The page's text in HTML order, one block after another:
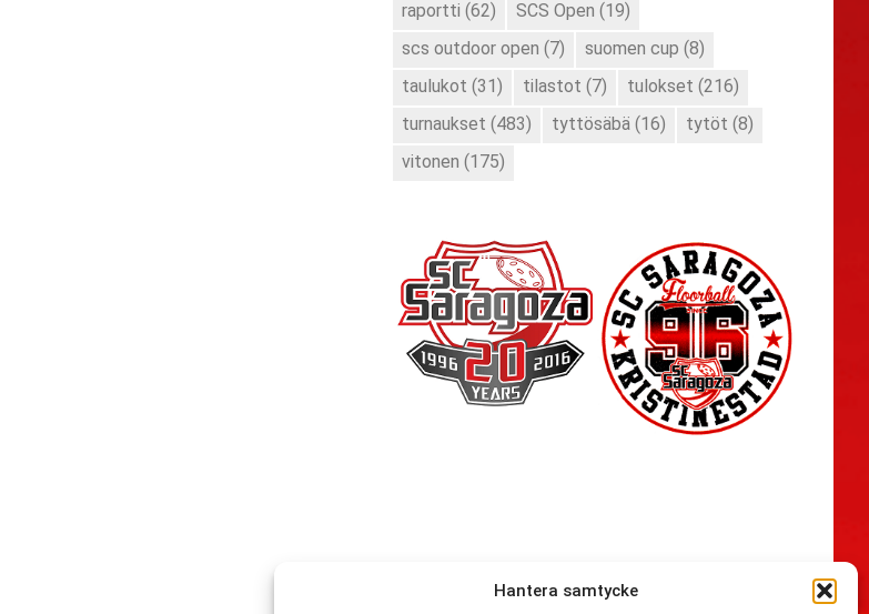
Hantera samtycke
raportti (62) SCS Open (19)
scs outdoor open (7) suomen cup (8)
taulukot (31) tilastot (7) tulokset (216)
turnaukset (483) tyttösäbä (16) tytöt (8)
vitonen (175)